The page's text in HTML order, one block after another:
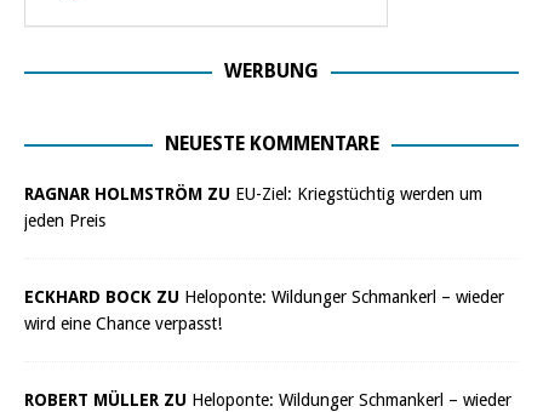
WERBUNG
NEUESTE KOMMENTARE
RAGNAR HOLMSTRÖM ZU EU-Ziel: Kriegstüchtig werden um
jeden Preis
ECKHARD BOCK ZU Heloponte: Wildunger Schmankerl – wieder
wird eine Chance verpasst!
ROBERT MÜLLER ZU Heloponte: Wildunger Schmankerl – wieder